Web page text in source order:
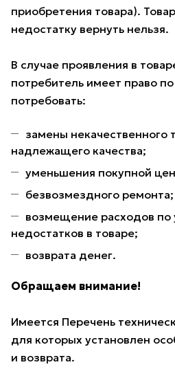
приобретения товара).
недостатку вернуть нельзя.
В случае проявления в
потребитель имеет право
потребовать:
замены некачественного
надлежащего качества;
уменьшения покупной
безвозмездного ремонта;
возмещение расходов по
недостатков в товаре;
возврата денег.
Обращаем внимание!
Имеется Перечень
для которых установлен
и возврата.